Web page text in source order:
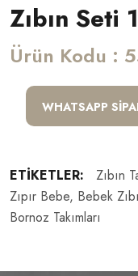
Zıbın
Ürün Kodu :
WHATSAPP
ETIKETLER:
Zıbın
Zıpır Bebe, Bebek
Bornoz Takımları